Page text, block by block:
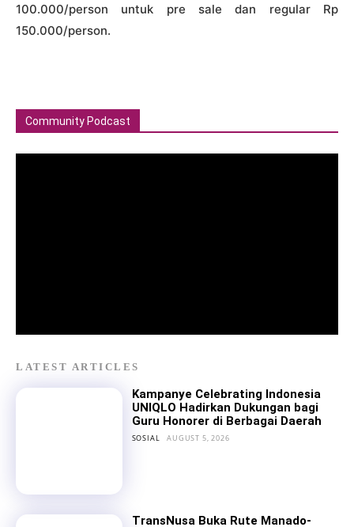
100.000/person untuk pre sale dan regular Rp
150.000/person.
Community Podcast
LATEST ARTICLES
Kampanye Celebrating Indonesia
UNIQLO Hadirkan Dukungan bagi
Guru Honorer di Berbagai Daerah
SOSIAL AUGUST 5, 2026
TransNusa Buka Rute Manado-